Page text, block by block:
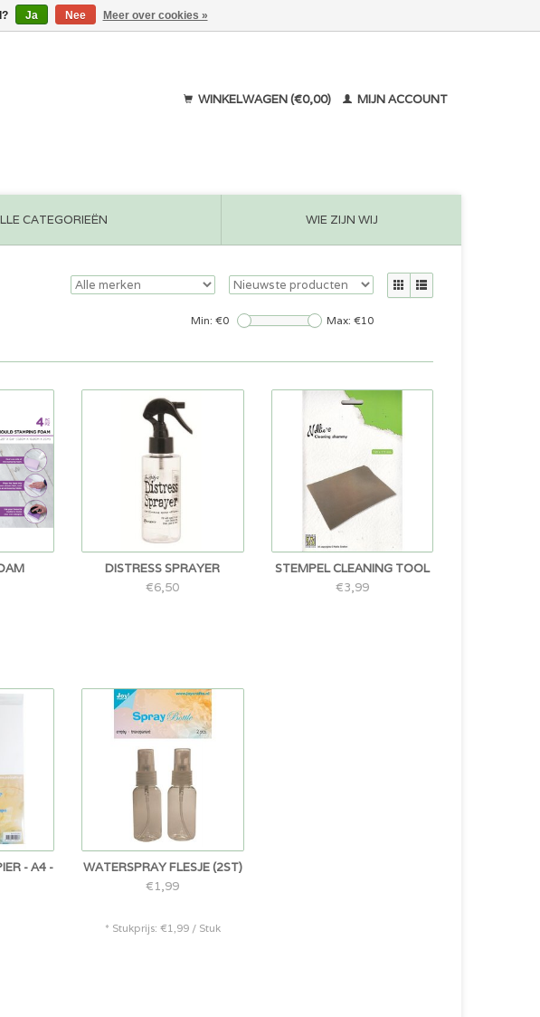
WINKELWAGEN (€0,00) MIJN ACCOUNT
CATEGORIEËN WIE ZIJN WIJ
Min: €0 Max: €10
DISTRESS SPRAYER
€6,50
STEMPEL CLEANING TOOL
€3,99
- A4 -
WATERSPRAY FLESJE (2ST)
€1,99
* Stukprijs: €1,99 / Stuk
Ja Nee Meer over cookies »